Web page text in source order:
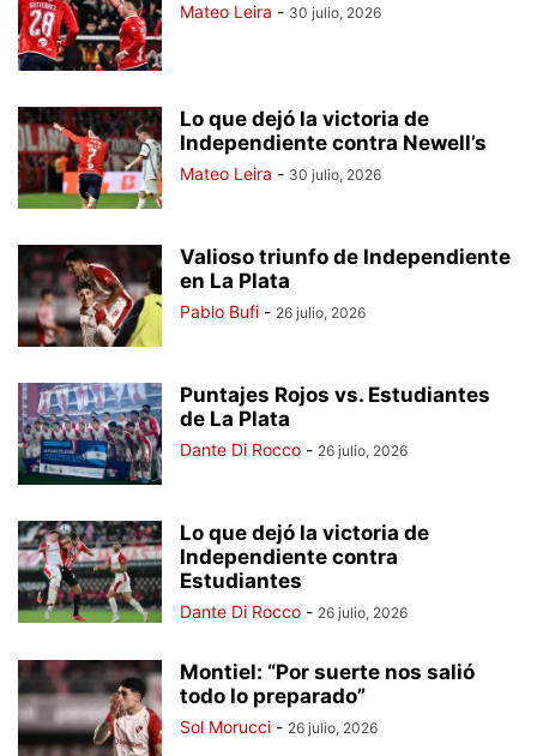
Mateo Leira - 30 julio, 2026
Lo que dejó la victoria de
Independiente contra Newell’s
Mateo Leira - 30 julio, 2026
Valioso triunfo de Independiente
en La Plata
Pablo Bufi - 26 julio, 2026
Puntajes Rojos vs. Estudiantes
de La Plata
Dante Di Rocco - 26 julio, 2026
Lo que dejó la victoria de
Independiente contra
Estudiantes
Dante Di Rocco - 26 julio, 2026
Montiel: “Por suerte nos salió
todo lo preparado”
Sol Morucci - 26 julio, 2026